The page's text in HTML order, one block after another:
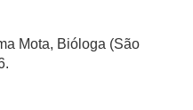
Mota, Bióloga (São